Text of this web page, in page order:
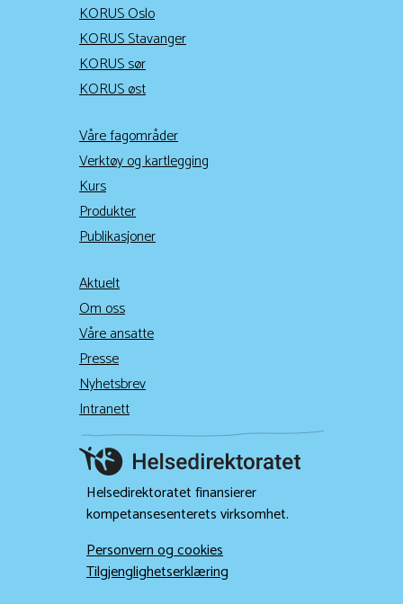
KORUS Oslo
KORUS Stavanger
KORUS sør
KORUS øst
Våre fagområder
Verktøy og kartlegging
Kurs
Produkter
Publikasjoner
Aktuelt
Om oss
Våre ansatte
Presse
Nyhetsbrev
Intranett
Helsedirektoratet finansierer
kompetansesenterets virksomhet.
Personvern og cookies
Tilgjenglighetserklæring